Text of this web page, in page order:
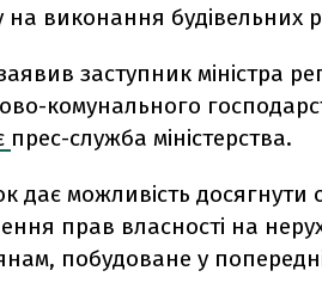
на виконання будівельних
заступник міністра
комунального
прес-служба міністерства.
дає можливість досягнути
прав власності на
побудоване у